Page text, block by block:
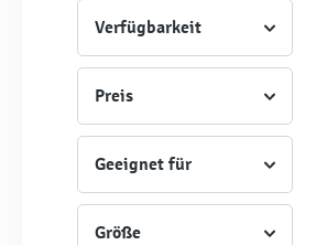
Verfügbarkeit
Preis
Geeignet für
Größe